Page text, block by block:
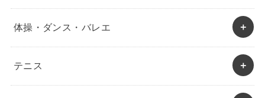
体操・ダンス・バレエ
テニス